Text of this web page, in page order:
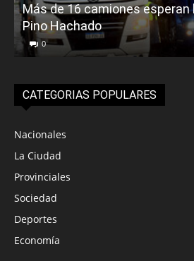
Más de 16 camiones esperan
Pino Hachado
0
CATEGORIAS POPULARES
Nacionales
La Ciudad
Provinciales
Sociedad
Deportes
Economía